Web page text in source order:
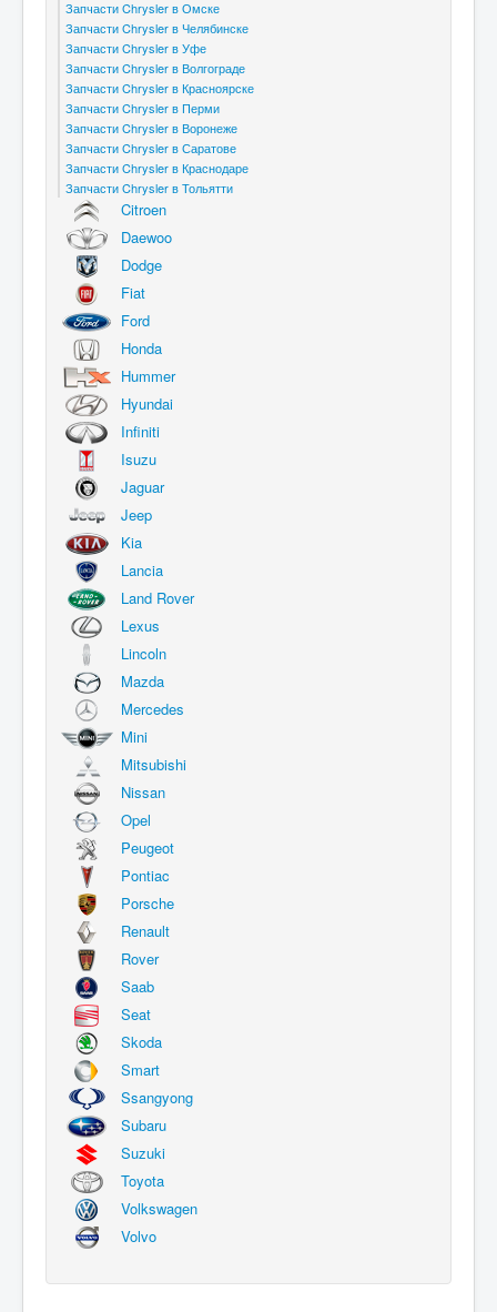
Запчасти Chrysler в Омске
Запчасти Chrysler в Челябинске
Запчасти Chrysler в Уфе
Запчасти Chrysler в Волгограде
Запчасти Chrysler в Красноярске
Запчасти Chrysler в Перми
Запчасти Chrysler в Воронеже
Запчасти Chrysler в Саратове
Запчасти Chrysler в Краснодаре
Запчасти Chrysler в Тольятти
Citroen
Daewoo
Dodge
Fiat
Ford
Honda
Hummer
Hyundai
Infiniti
Isuzu
Jaguar
Jeep
Kia
Lancia
Land Rover
Lexus
Lincoln
Mazda
Mercedes
Mini
Mitsubishi
Nissan
Opel
Peugeot
Pontiac
Porsche
Renault
Rover
Saab
Seat
Skoda
Smart
Ssangyong
Subaru
Suzuki
Toyota
Volkswagen
Volvo